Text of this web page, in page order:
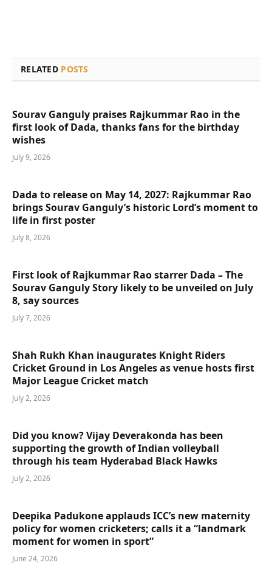
RELATED POSTS
Sourav Ganguly praises Rajkummar Rao in the
first look of Dada, thanks fans for the birthday
wishes
July 9, 2026
Dada to release on May 14, 2027: Rajkummar Rao
brings Sourav Ganguly’s historic Lord’s moment to
life in first poster
July 8, 2026
First look of Rajkummar Rao starrer Dada – The
Sourav Ganguly Story likely to be unveiled on July
8, say sources
July 7, 2026
Shah Rukh Khan inaugurates Knight Riders
Cricket Ground in Los Angeles as venue hosts first
Major League Cricket match
July 2, 2026
Did you know? Vijay Deverakonda has been
supporting the growth of Indian volleyball
through his team Hyderabad Black Hawks
July 2, 2026
Deepika Padukone applauds ICC’s new maternity
policy for women cricketers; calls it a “landmark
moment for women in sport”
June 24, 2026